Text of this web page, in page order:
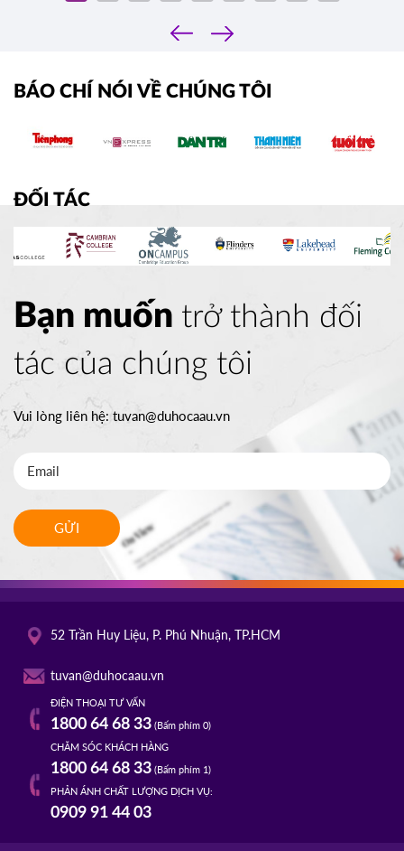
‹
›
BÁO CHÍ NÓI VỀ CHÚNG TÔI
ĐỐI TÁC
Bạn muốn trở thành đối
tác của chúng tôi
Vui lòng liên hệ:tuvan@duhocaau.vn
GỬI
52 Trần Huy Liệu, P. Phú Nhuận, TP.HCM
tuvan@duhocaau.vn
ĐIỆN THOẠI TƯ VẤN
1800 64 68 33(Bấm phím 0)
CHĂM SÓC KHÁCH HÀNG
1800 64 68 33(Bấm phím 1)
PHẢN ÁNH CHẤT LƯỢNG DỊCH VỤ:
0909 91 44 03